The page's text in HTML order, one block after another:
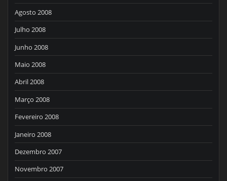
Agosto 2008
Julho 2008
Junho 2008
Maio 2008
Abril 2008
Março 2008
Fevereiro 2008
Janeiro 2008
Dezembro 2007
Novembro 2007